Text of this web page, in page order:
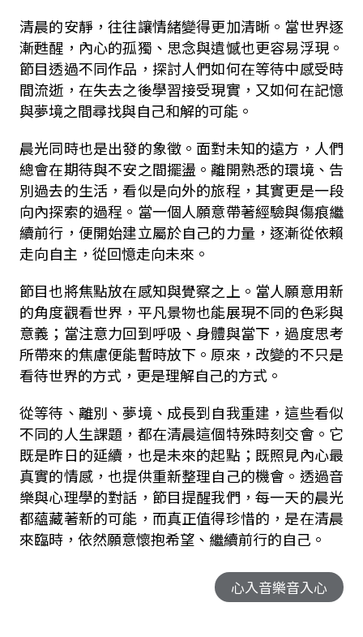
清晨的安靜，往往讓情緒變得更加清晰。當世界逐
漸甦醒，內心的孤獨、思念與遺憾也更容易浮現。
節目透過不同作品，探討人們如何在等待中感受時
間流逝，在失去之後學習接受現實，又如何在記憶
與夢境之間尋找與自己和解的可能。
晨光同時也是出發的象徵。面對未知的遠方，人們
總會在期待與不安之間擺盪。離開熟悉的環境、告
別過去的生活，看似是向外的旅程，其實更是一段
向內探索的過程。當一個人願意帶著經驗與傷痕繼
續前行，便開始建立屬於自己的力量，逐漸從依賴
走向自主，從回憶走向未來。
節目也將焦點放在感知與覺察之上。當人願意用新
的角度觀看世界，平凡景物也能展現不同的色彩與
意義；當注意力回到呼吸、身體與當下，過度思考
所帶來的焦慮便能暫時放下。原來，改變的不只是
看待世界的方式，更是理解自己的方式。
從等待、離別、夢境、成長到自我重建，這些看似
不同的人生課題，都在清晨這個特殊時刻交會。它
既是昨日的延續，也是未來的起點；既照見內心最
真實的情感，也提供重新整理自己的機會。透過音
樂與心理學的對話，節目提醒我們，每一天的晨光
都蘊藏著新的可能，而真正值得珍惜的，是在清晨
來臨時，依然願意懷抱希望、繼續前行的自己。
心入音樂音入心